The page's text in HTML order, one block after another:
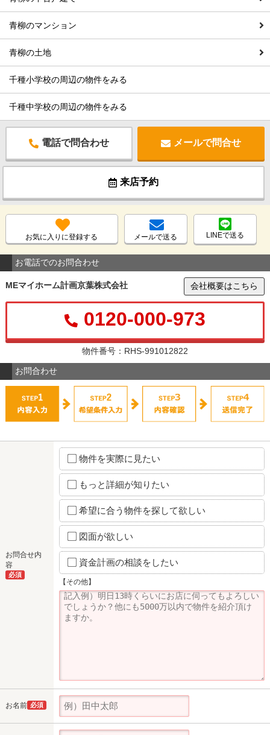
青柳のマンション
青柳の土地
千種小学校の周辺の物件をみる
千種中学校の周辺の物件をみる
電話で問合わせ メールで問合せ
来店予約
お気に入りに登録する メールで送る LINEで送る
お電話でのお問合わせ
MEマイホーム計画京葉株式会社 会社概要はこちら
0120-000-973
物件番号：RHS-991012822
お問合わせ
お問合せ内
容
必須
物件を実際に見たい
もっと詳細が知りたい
希望に合う物件を探して欲しい
図面が欲しい
資金計画の相談をしたい
【その他】
お名前 必須